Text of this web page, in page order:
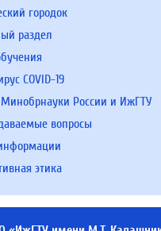
городок
раздел
COVID-19
Минобрнауки России и ИжГТУ
вопросы
этика